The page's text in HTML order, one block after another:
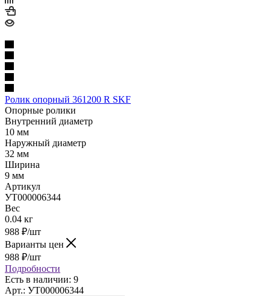
Ролик опорный 361200 R SKF
Опорные ролики
Внутренний диаметр
10 мм
Наружный диаметр
32 мм
Ширина
9 мм
Артикул
УТ000006344
Вес
0.04 кг
988 ₽/шт
Варианты цен
988 ₽/шт
Подробности
Есть в наличии: 9
Арт.: УТ000006344